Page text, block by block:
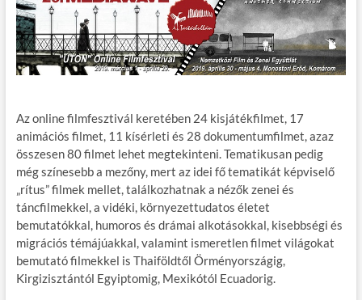
Az online filmfesztivál keretében 24 kisjátékfilmet, 17
animációs filmet, 11 kísérleti és 28 dokumentumfilmet, azaz
összesen 80 filmet lehet megtekinteni. Tematikusan pedig
még színesebb a mezőny, mert az idei fő tematikát képviselő
„rítus” filmek mellet, találkozhatnak a nézők zenei és
táncfilmekkel, a vidéki, környezettudatos életet
bemutatókkal, humoros és drámai alkotásokkal, kisebbségi és
migrációs témájúakkal, valamint ismeretlen filmet világokat
bemutató filmekkel is Thaiföldtől Örményországig,
Kirgizisztántól Egyiptomig, Mexikótól Ecuadorig.